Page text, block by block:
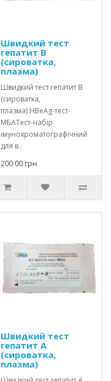
Швидкий тест
гепатит В
(сироватка,
плазма)
Швидкий тест гепатит В
(сироватка,
плазма) HBеAg-тест-
МБАТест-набір
імунохроматографічний
для в..
200.00 грн
Швидкий тест
гепатит А
(сироватка,
плазма)